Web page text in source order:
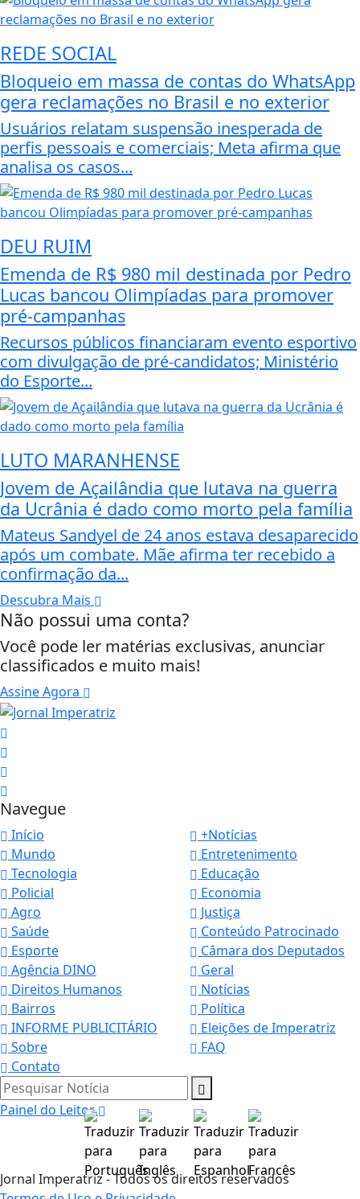
REDE SOCIAL
Bloqueio em massa de contas do WhatsApp
gera reclamações no Brasil e no exterior
Usuários relatam suspensão inesperada de
perfis pessoais e comerciais; Meta afirma que
analisa os casos...
DEU RUIM
Emenda de R$ 980 mil destinada por Pedro
Lucas bancou Olimpíadas para promover
pré-campanhas
Recursos públicos financiaram evento esportivo
com divulgação de pré-candidatos; Ministério
do Esporte...
LUTO MARANHENSE
Jovem de Açailândia que lutava na guerra
da Ucrânia é dado como morto pela família
Mateus Sandyel de 24 anos estava desaparecido
após um combate. Mãe afirma ter recebido a
confirmação da...
Descubra Mais
Não possui uma conta?
Você pode ler matérias exclusivas, anunciar
classificados e muito mais!
Assine Agora
Navegue
Início
+Notícias
Mundo
Entretenimento
Tecnologia
Educação
Policial
Economia
Agro
Justiça
Saúde
Conteúdo Patrocinado
Esporte
Câmara dos Deputados
Agência DINO
Geral
Direitos Humanos
Notícias
Bairros
Política
INFORME PUBLICITÁRIO
Eleições de Imperatriz
Sobre
FAQ
Contato
Pesquisar Notícia
Painel do Leitor
Jornal Imperatriz - Todos os direitos reservados